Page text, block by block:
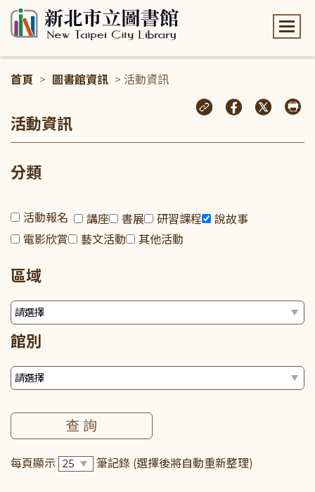
首頁 > 圖書館資訊 > 活動資訊
活動資訊
分類
活動報名 講座 書展 研習課程
說故事
電影欣賞
藝文活動 其他活動
區域
館別
每頁顯示 筆記錄 (選擇後將自動重新整理)